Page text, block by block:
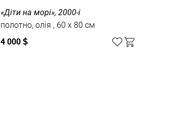
«Діти на морі», 2000-і
полотно, олія , 60 x 80 см
4 000 $